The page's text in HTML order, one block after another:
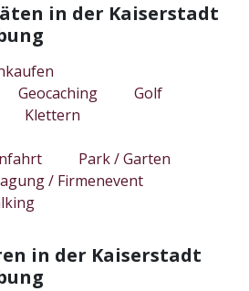
in der Kaiserstadt
Geocaching
Golf
Klettern
Park / Garten
/ Firmenevent
in der Kaiserstadt